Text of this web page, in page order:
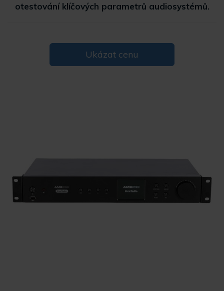
otestování klíčových parametrů audiosystémů.
Ukázat cenu